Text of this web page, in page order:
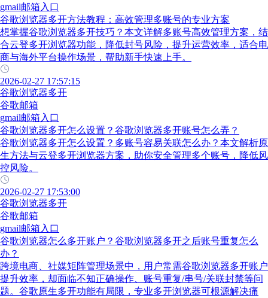
gmail邮箱入口
谷歌浏览器多开方法教程：高效管理多账号的专业方案
想掌握谷歌浏览器多开技巧？本文详解多账号高效管理方案，结
合云登多开浏览器功能，降低封号风险，提升运营效率，适合电
商与海外平台操作场景，帮助新手快速上手。
2026-02-27 17:57:15
谷歌浏览器多开
谷歌邮箱
gmail邮箱入口
谷歌浏览器多开怎么设置？谷歌浏览器多开账号怎么弄？
谷歌浏览器多开怎么设置？多账号容易关联怎么办？本文解析原
生方法与云登多开浏览器方案，助你安全管理多个账号，降低风
控风险。
2026-02-27 17:53:00
谷歌浏览器多开
谷歌邮箱
gmail邮箱入口
谷歌浏览器怎么多开账户？谷歌浏览器多开之后账号重复怎么
办？
跨境电商、社媒矩阵管理场景中，用户常需谷歌浏览器多开账户
提升效率，却面临不知正确操作、账号重复/串号/关联封禁等问
题。谷歌原生多开功能有局限，专业多开浏览器可根源解决痛